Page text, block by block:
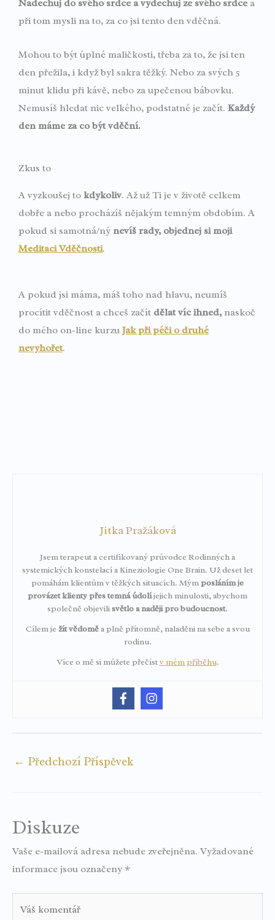
Nadechuj do svého srdce a vydechuj ze svého srdce a
při tom mysli na to, za co jsi tento den vděčná.
Mohou to být úplné maličkosti, třeba za to, že jsi ten
den přežila, i když byl sakra těžký. Nebo za svých 5
minut klidu při kávě, nebo za upečenou bábovku.
Nemusíš hledat nic velkého, podstatné je začít. Každý
den máme za co být vděční.
Zkus to
A vyzkoušej to kdykoliv. Až už Ti je v životě celkem
dobře a nebo procházíš nějakým temným obdobím. A
pokud si samotná/ný nevíš rady, objednej si moji
Meditaci Vděčnosti.
A pokud jsi máma, máš toho nad hlavu, neumíš
procítit vděčnost a chceš začít dělat víc ihned, naskoč
do mého on-line kurzu Jak při péči o druhé
nevyhořet.
Jitka Pražáková
Jsem terapeut a certifikovaný průvodce Rodinných a
systemických konstelací a Kineziologie One Brain. Už deset let
pomáhám klientům v těžkých situacích. Mýmposláním je
provázet klienty přes temná údolíjejich minulosti, abychom
společně objevilisvětlo a naději pro budoucnost.
Cílem je žít vědoměa plně přítomně, naladěni na sebe a svou
rodinu.
Více o mě si můžete přečístv mém příběhu.
← Předchozí Příspěvek
Diskuze
Vaše e-mailová adresa nebude zveřejněna. Vyžadované
informace jsou označeny *